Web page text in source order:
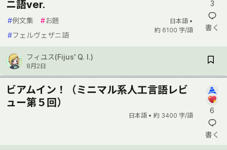
ニ語ver.
#例文集 #お題
#フェルヴェザニ語
日本語 •
約 6100 字/語
3
書く
フィユス(Fijus' Q. I.)
8月2日
ビアムイン！（ミニマル系人工言語レビ
ュー第５回）
日本語 • 約 3400 字/語
6
書く